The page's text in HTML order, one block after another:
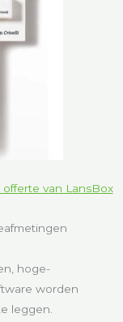
van LansBox
hoge-
worden
leggen.